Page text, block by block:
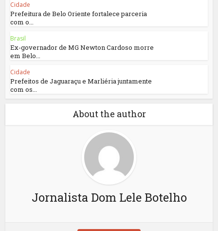
Cidade
Prefeitura de Belo Oriente fortalece parceria
com o...
Brasil
Ex-governador de MG Newton Cardoso morre
em Belo...
Cidade
Prefeitos de Jaguaraçu e Marliéria juntamente
com os...
About the author
Jornalista Dom Lele Botelho